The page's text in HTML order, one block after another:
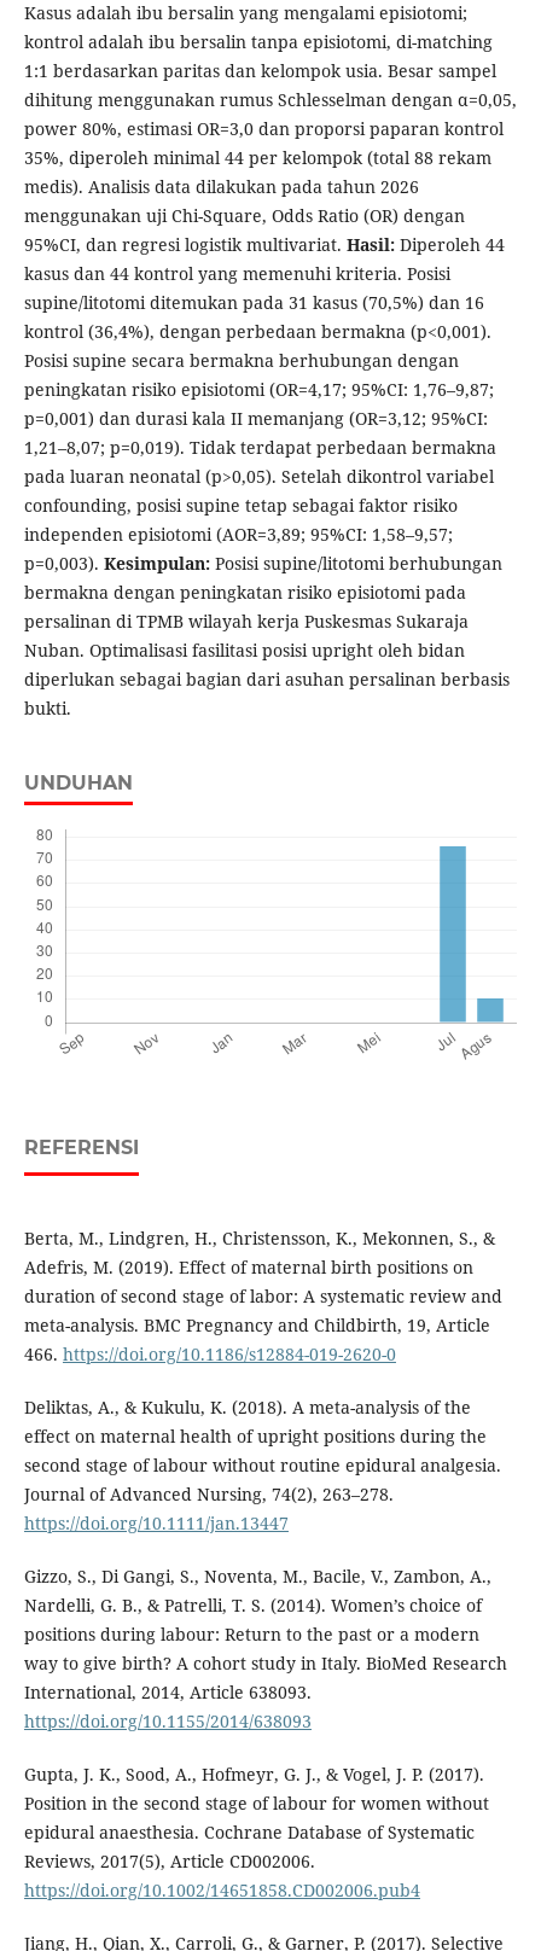
Kasus adalah ibu bersalin yang mengalami episiotomi;
kontrol adalah ibu bersalin tanpa episiotomi, di-matching
1:1 berdasarkan paritas dan kelompok usia. Besar sampel
dihitung menggunakan rumus Schlesselman dengan α=0,05,
power 80%, estimasi OR=3,0 dan proporsi paparan kontrol
35%, diperoleh minimal 44 per kelompok (total 88 rekam
medis). Analisis data dilakukan pada tahun 2026
menggunakan uji Chi-Square, Odds Ratio (OR) dengan
95%CI, dan regresi logistik multivariat. Hasil: Diperoleh 44
kasus dan 44 kontrol yang memenuhi kriteria. Posisi
supine/litotomi ditemukan pada 31 kasus (70,5%) dan 16
kontrol (36,4%), dengan perbedaan bermakna (p<0,001).
Posisi supine secara bermakna berhubungan dengan
peningkatan risiko episiotomi (OR=4,17; 95%CI: 1,76–9,87;
p=0,001) dan durasi kala II memanjang (OR=3,12; 95%CI:
1,21–8,07; p=0,019). Tidak terdapat perbedaan bermakna
pada luaran neonatal (p>0,05). Setelah dikontrol variabel
confounding, posisi supine tetap sebagai faktor risiko
independen episiotomi (AOR=3,89; 95%CI: 1,58–9,57;
p=0,003). Kesimpulan: Posisi supine/litotomi berhubungan
bermakna dengan peningkatan risiko episiotomi pada
persalinan di TPMB wilayah kerja Puskesmas Sukaraja
Nuban. Optimalisasi fasilitasi posisi upright oleh bidan
diperlukan sebagai bagian dari asuhan persalinan berbasis
bukti.
UNDUHAN
REFERENSI
Berta, M., Lindgren, H., Christensson, K., Mekonnen, S., &
Adefris, M. (2019). Effect of maternal birth positions on
duration of second stage of labor: A systematic review and
meta-analysis. BMC Pregnancy and Childbirth, 19, Article
466. https://doi.org/10.1186/s12884-019-2620-0
Deliktas, A., & Kukulu, K. (2018). A meta-analysis of the
effect on maternal health of upright positions during the
second stage of labour without routine epidural analgesia.
Journal of Advanced Nursing, 74(2), 263–278.
https://doi.org/10.1111/jan.13447
Gizzo, S., Di Gangi, S., Noventa, M., Bacile, V., Zambon, A.,
Nardelli, G. B., & Patrelli, T. S. (2014). Women’s choice of
positions during labour: Return to the past or a modern
way to give birth? A cohort study in Italy. BioMed Research
International, 2014, Article 638093.
https://doi.org/10.1155/2014/638093
Gupta, J. K., Sood, A., Hofmeyr, G. J., & Vogel, J. P. (2017).
Position in the second stage of labour for women without
epidural anaesthesia. Cochrane Database of Systematic
Reviews, 2017(5), Article CD002006.
https://doi.org/10.1002/14651858.CD002006.pub4
Jiang, H., Qian, X., Carroli, G., & Garner, P. (2017). Selective